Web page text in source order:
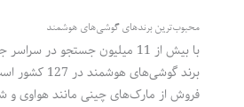
محبوب‌ترین برندهای گوشی‌های هوشمند
با بیش از 11 میلیون جستجو در
برند گوشی‌های
فروش از مارک‌های چینی مانند هواوی